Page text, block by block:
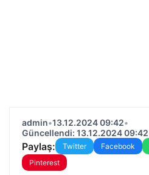
admin•13.12.2024 09:42•
Güncellendi: 13.12.2024 09:42
Paylaş: Twitter Facebook
Pinterest